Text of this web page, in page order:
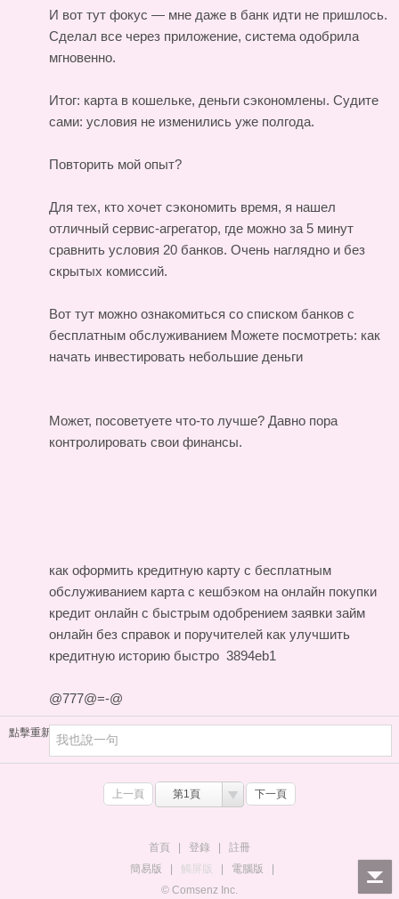
И вот тут фокус — мне даже в банк идти не пришлось.
Сделал все через приложение, система одобрила
мгновенно.
Итог: карта в кошельке, деньги сэкономлены. Судите
сами: условия не изменились уже полгода.
Повторить мой опыт?
Для тех, кто хочет сэкономить время, я нашел
отличный сервис-агрегатор, где можно за 5 минут
сравнить условия 20 банков. Очень наглядно и без
скрытых комиссий.
Вот тут можно ознакомиться со списком банков с
бесплатным обслуживанием Можете посмотреть: как
начать инвестировать небольшие деньги
Может, посоветуете что-то лучше? Давно пора
контролировать свои финансы.
как оформить кредитную карту с бесплатным
обслуживанием карта с кешбэком на онлайн покупки
кредит онлайн с быстрым одобрением заявки займ
онлайн без справок и поручителей как улучшить
кредитную историю быстро 3894eb1
@777@=-@
點擊重新加載
上一頁 第1頁 下一頁
首頁 | 登錄 |
註冊
簡易版
| 觸屏版 | 電腦版
|
© Comsenz Inc.